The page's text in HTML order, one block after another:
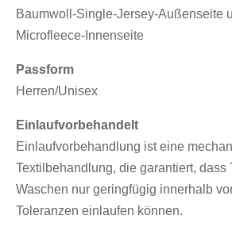
Baumwoll-Single-Jersey-Außenseite
Microfleece-Innenseite
Passform
Herren/Unisex
Einlaufvorbehandelt
Einlaufvorbehandlung ist eine
Textilbehandlung, die garantiert, dass
Waschen nur geringfügig innerhalb
Toleranzen einlaufen können.